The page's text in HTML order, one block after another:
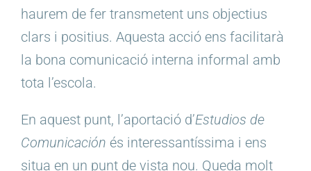
haurem de fer transmetent uns objectius
clars i positius. Aquesta acció ens facilitarà
la bona comunicació interna informal amb
tota l’escola.
En aquest punt, l’aportació d’Estudios de
Comunicación és interessantíssima i ens
situa en un punt de vista nou. Queda molt